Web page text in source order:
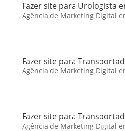
Fazer site para Urologista
Agência de Marketing Digital
Fazer site para
Agência de Marketing Digital
Fazer site para
Agência de Marketing Digital